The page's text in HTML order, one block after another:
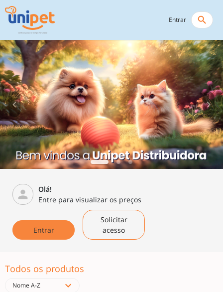
Entrar search
person
Olá!
Entre para visualizar os preços
Entrar
Solicitar
acesso
Todos os produtos
Nome A-Z expand_more